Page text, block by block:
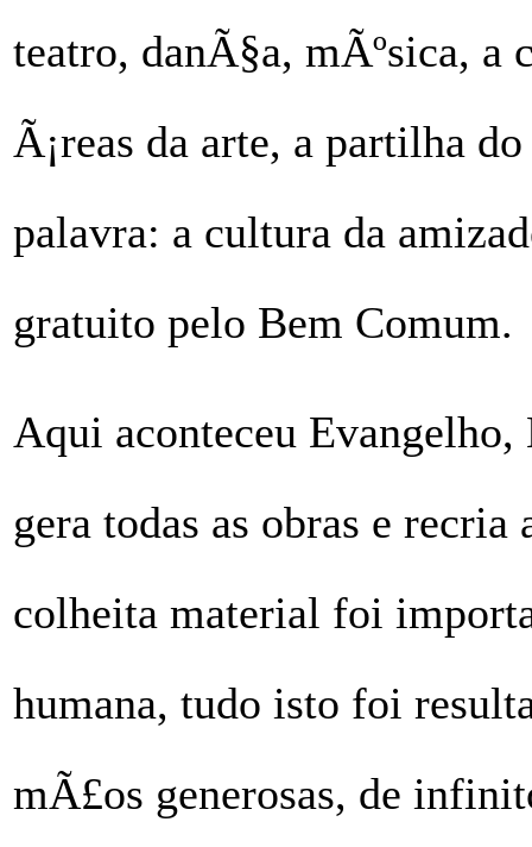
teatro, danÃ§a, mÃºsica, a
Ã¡reas da arte, a partilha
palavra: a cultura da
gratuito pelo Bem Comum.
Aqui aconteceu
gera todas as obras e
colheita material foi
humana, tudo isto foi
mÃ£os generosas, de